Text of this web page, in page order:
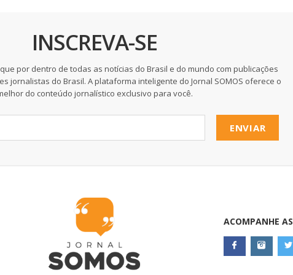
INSCREVA-SE
por dentro de todas as notícias do Brasil e do mundo com publicações
jornalistas do Brasil. A plataforma inteligente do Jornal SOMOS oferece o
do conteúdo jornalístico exclusivo para você.
ENVIAR
ACOMPANHE